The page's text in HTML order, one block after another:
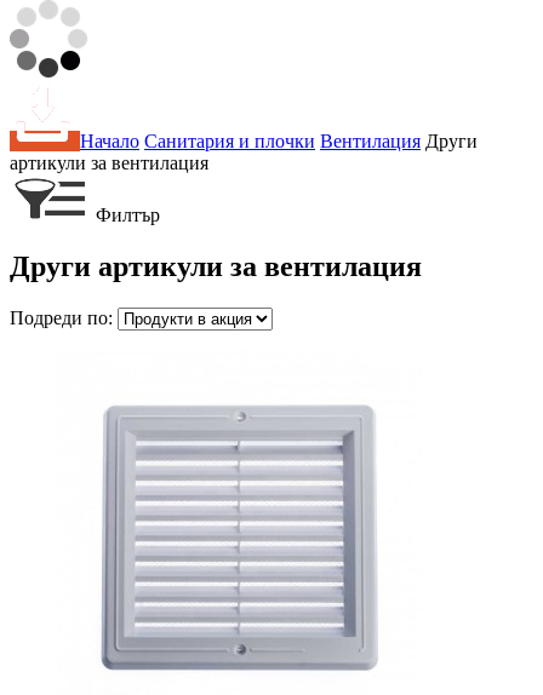
Начало Санитария и плочки Вентилация Други
артикули за вентилация
Филтър
Други артикули за вентилация
Подреди по: